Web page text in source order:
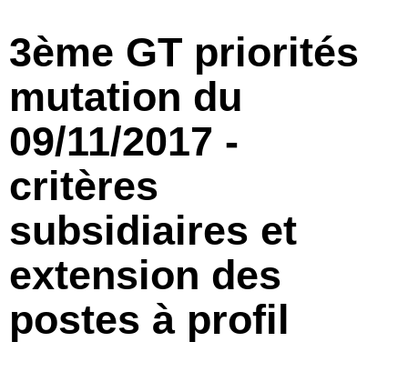
3ème GT priorités
mutation du
09/11/2017 -
critères
subsidiaires et
extension des
postes à profil